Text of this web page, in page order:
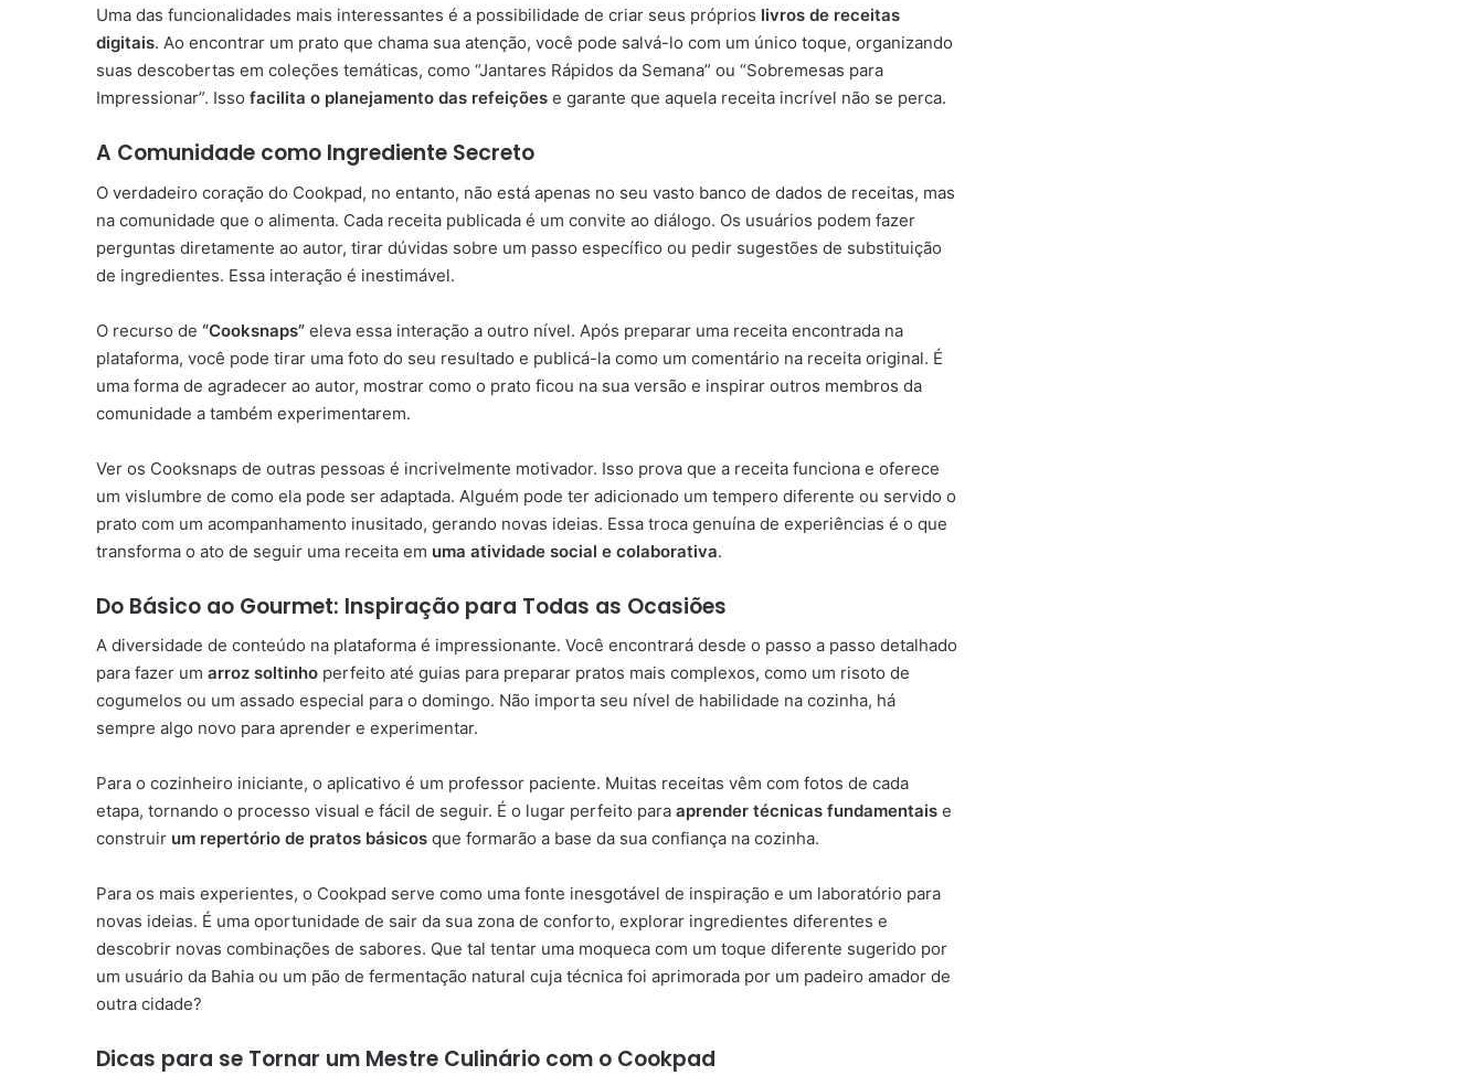
Uma das funcionalidades mais interessantes é a possibilidade de criar seus próprios livros de receitas
digitais. Ao encontrar um prato que chama sua atenção, você pode salvá-lo com um único toque, organizando
suas descobertas em coleções temáticas, como “Jantares Rápidos da Semana” ou “Sobremesas para
Impressionar”. Isso facilita o planejamento das refeições e garante que aquela receita incrível não se perca.
A Comunidade como Ingrediente Secreto
O verdadeiro coração do Cookpad, no entanto, não está apenas no seu vasto banco de dados de receitas, mas
na comunidade que o alimenta. Cada receita publicada é um convite ao diálogo. Os usuários podem fazer
perguntas diretamente ao autor, tirar dúvidas sobre um passo específico ou pedir sugestões de substituição
de ingredientes. Essa interação é inestimável.
O recurso de “Cooksnaps” eleva essa interação a outro nível. Após preparar uma receita encontrada na
plataforma, você pode tirar uma foto do seu resultado e publicá-la como um comentário na receita original. É
uma forma de agradecer ao autor, mostrar como o prato ficou na sua versão e inspirar outros membros da
comunidade a também experimentarem.
Ver os Cooksnaps de outras pessoas é incrivelmente motivador. Isso prova que a receita funciona e oferece
um vislumbre de como ela pode ser adaptada. Alguém pode ter adicionado um tempero diferente ou servido o
prato com um acompanhamento inusitado, gerando novas ideias. Essa troca genuína de experiências é o que
transforma o ato de seguir uma receita em uma atividade social e colaborativa.
Do Básico ao Gourmet: Inspiração para Todas as Ocasiões
A diversidade de conteúdo na plataforma é impressionante. Você encontrará desde o passo a passo detalhado
para fazer um arroz soltinho perfeito até guias para preparar pratos mais complexos, como um risoto de
cogumelos ou um assado especial para o domingo. Não importa seu nível de habilidade na cozinha, há
sempre algo novo para aprender e experimentar.
Para o cozinheiro iniciante, o aplicativo é um professor paciente. Muitas receitas vêm com fotos de cada
etapa, tornando o processo visual e fácil de seguir. É o lugar perfeito para aprender técnicas fundamentais e
construir um repertório de pratos básicos que formarão a base da sua confiança na cozinha.
Para os mais experientes, o Cookpad serve como uma fonte inesgotável de inspiração e um laboratório para
novas ideias. É uma oportunidade de sair da sua zona de conforto, explorar ingredientes diferentes e
descobrir novas combinações de sabores. Que tal tentar uma moqueca com um toque diferente sugerido por
um usuário da Bahia ou um pão de fermentação natural cuja técnica foi aprimorada por um padeiro amador de
outra cidade?
Dicas para se Tornar um Mestre Culinário com o Cookpad